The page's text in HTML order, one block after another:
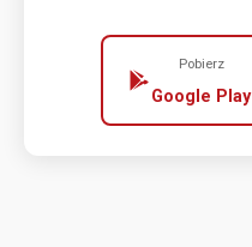
Pobierz
Google Play